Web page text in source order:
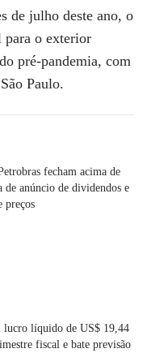
de julho deste ano, o
para o exterior
pré-pandemia, com
Paulo.
fecham acima de
de anúncio de dividendos e
preços
lucro líquido de US$ 19,44
fiscal e bate previsão